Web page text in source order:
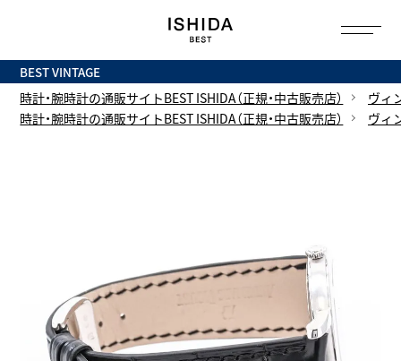
BEST VINTAGE
時計・腕時計の通販サイトBEST ISHIDA（正規・中古販売店）
ヴィ
時計・腕時計の通販サイトBEST ISHIDA（正規・中古販売店）
ヴィ
へ